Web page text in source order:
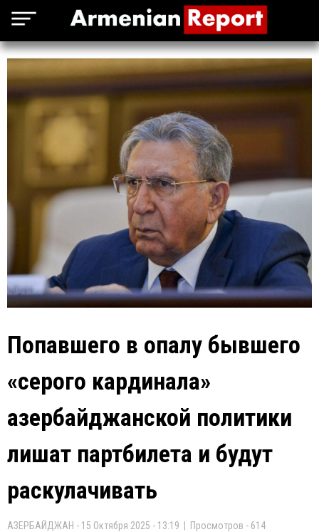
Попавшего в опалу бывшего
«серого кардинала»
азербайджанской политики
лишат партбилета и будут
раскулачивать
АЗЕРБАЙДЖАН - 15 Октября 2025 - 13:19 | Просмотров - 614